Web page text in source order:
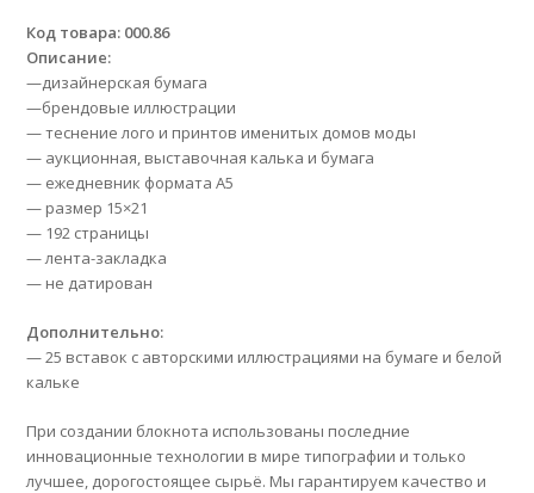
Код товара: 000.86
Описание:
—дизайнерская бумага
—брендовые иллюстрации
— теснение лого и принтов именитых домов моды
— аукционная, выставочная калька и бумага
— ежедневник формата А5
— размер 15×21
— 192 страницы
— лента-закладка
— не датирован
Дополнительно:
— 25 вставок с авторскими иллюстрациями на бумаге и белой
кальке
При создании блокнота использованы последние
инновационные технологии в мире типографии и только
лучшее, дорогостоящее сырьё. Мы гарантируем качество и